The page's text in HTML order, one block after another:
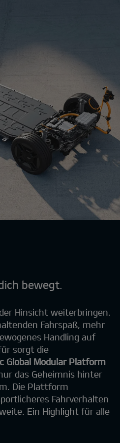
bewegt.
Hinsicht weiterbringen.
Fahrspaß, mehr
Handling auf
sorgt die
Global Modular Platform
das Geheimnis hinter
Die Plattform
Fahrverhalten
Ein Highlight für alle